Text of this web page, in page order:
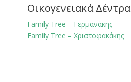
Οικογενειακά Δέντρα
Family Tree – Γερμανάκης
Family Tree – Χριστοφακάκης